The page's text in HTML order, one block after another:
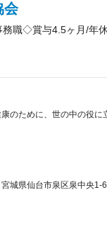
会
務職◇賞与4.5ヶ月/年
のために、世の中の役
城県仙台市泉区泉中央